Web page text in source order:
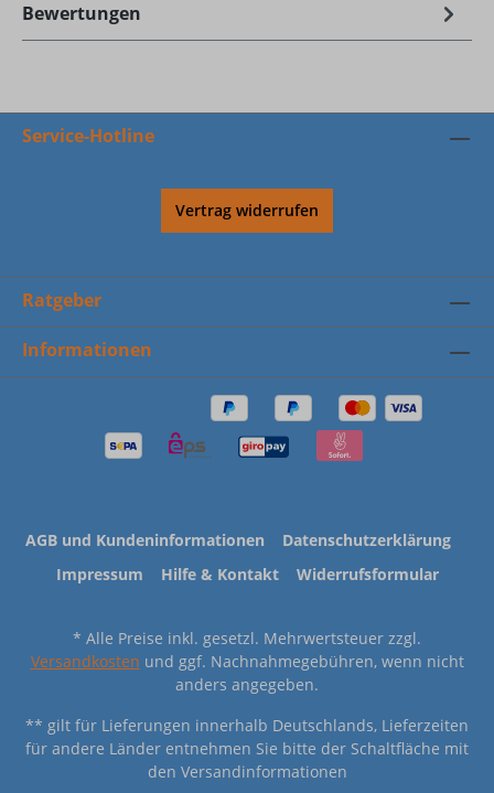
Bewertungen
Service-Hotline
Vertrag widerrufen
Ratgeber
Informationen
AGB und Kundeninformationen
Datenschutzerklärung
Impressum
Hilfe & Kontakt Widerrufsformular
* Alle Preise inkl. gesetzl. Mehrwertsteuer zzgl.
Versandkosten und ggf. Nachnahmegebühren, wenn nicht
anders angegeben.
** gilt für Lieferungen innerhalb Deutschlands, Lieferzeiten
für andere Länder entnehmen Sie bitte der Schaltfläche mit
den Versandinformationen